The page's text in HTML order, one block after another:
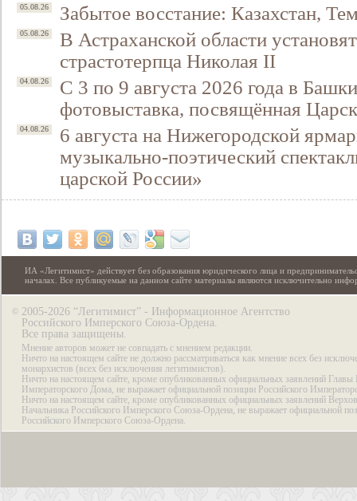
05.08.26 Забытое восстание: Казахстан,
05.08.26
В Астраханской области
страстотерпца Николая II
04.08.26
С 3 по 9 августа 2026 года в
фотовыставка, посвящённая
04.08.26
6 августа на Нижегородской
музыкально-поэтический
царской России»
ИА «Легитимист» действует без образования юридического лица и
началах. Все публикуемые на данном сайте материалы являются исключительно
© 2005-2026 “Легитимист” - Информационное Агентство
Российского Имперского Союза-Ордена.
Все права защищены.
Мнение авторов может не совпадать с мнением редакции.
Ничто на настоящем сайте не должно рассматриваться как мнение всех без
монархистов (всех без исключения легитимистов).
Ничто на настоящем сайте, кроме опубликованных официальных заявлений Главы
Императорского Дома, не выражает официальной позиции Российского
Ничто на настоящем сайте, кроме опубликованных официальных заявлений
Начальника Российского Имперского Союза-Ордена, не выражает официальной
Российского Имперского Союза-Ордена.